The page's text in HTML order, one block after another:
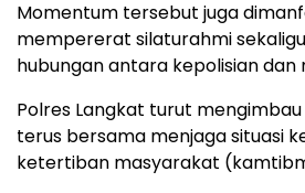
Momentum tersebut juga
mempererat silaturahmi
hubungan antara kepolisian dan
Polres Langkat turut
terus bersama menjaga situasi
ketertiban masyarakat